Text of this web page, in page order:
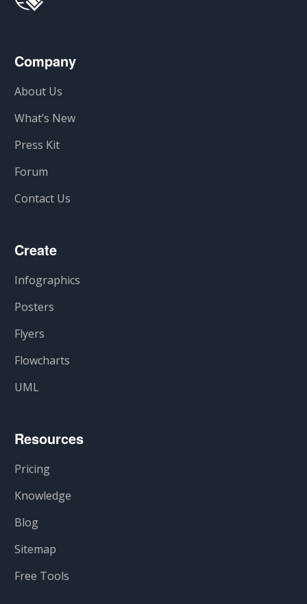
Company
About Us
What’s New
Press Kit
Forum
Contact Us
Create
Infographics
Posters
Flyers
Flowcharts
UML
Resources
Pricing
Knowledge
Blog
Sitemap
Free Tools